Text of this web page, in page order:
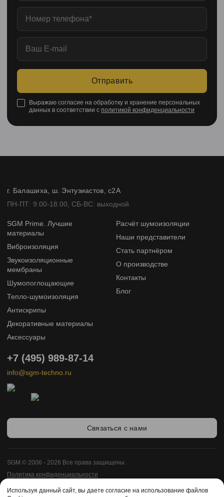
Отправить
Выражаю согласие на обработку и хранение персональных
данных в соответствии с политикой конфиденциальности
г. Балашиха, ш. Энтузиастов, с2А
ПН-ПТ: 9.00-18.00, СБ-ВС: выходной
SGM Prime. Лучшие
материалы
Виброизоляция
Звукоизоляционные
мембраны
Шумопоглощающие
Тепло-шумоизоляция
Антискрипы
Декоративные материалы
Аксессуары
Расчёт шумоизоляции
Наши представители
Стать партнёром
О производстве
Контакты
Блог
+7 (495) 989-87-14
info@sgm-techno.ru
Связаться с нами
SGM © 2006 - 2026 Все права защищены.
Политика конфиденциальности
Карта сайта
Используя данный сайт, вы даете согласие на использование файлов